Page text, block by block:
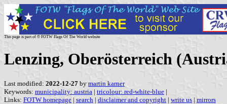
This page is part of © FOTW Flags Of The World website
Lenzing, Oberösterreich
Last modified: 2022-12-27 by martin karner
Keywords: municipality: austria | tricolour: red-white-blue |
Links: FOTW homepage | search | disclaimer and copyright | write us | mirrors